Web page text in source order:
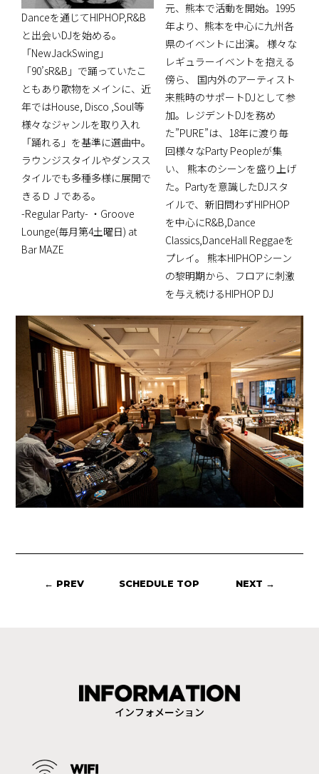
Danceを通じてHIPHOP,R&B
と出会いDJを始める。
「NewJackSwing」
「90’sR&B」で踊っていたこ
ともあり歌物をメインに、近
年ではHouse, Disco ,Soul等
様々なジャンルを取り入れ
「踊れる」を基準に選曲中。
ラウンジスタイルやダンスス
タイルでも多種多様に展開で
きるＤＪである。
-Regular Party- ・Groove
Lounge(毎月第4土曜日) at
Bar MAZE
元、熊本で活動を開始。1995
年より、熊本を中心に九州各
県のイベントに出演。 様々な
レギュラーイベントを抱える
傍ら、 国内外のアーティスト
来熊時のサポートDJとして参
加。レジデントDJを務め
た”PURE”は、18年に渡り毎
回様々なParty Peopleが集
い、 熊本のシーンを盛り上げ
た。Partyを意識したDJスタ
イルで、新旧問わずHIPHOP
を中心にR&B,Dance
Classics,DanceHall Reggaeを
プレイ。 熊本HIPHOPシーン
の黎明期から、フロアに刺激
を与え続けるHIPHOP DJ
← PREV SCHEDULE TOP NEXT →
インフォメーション